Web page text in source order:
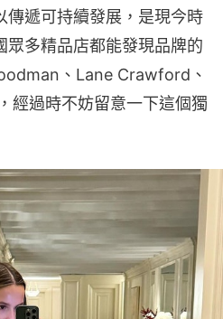
傳遞可持續發展，是現今時
眾多精品店都能發現品牌的
、Lane Crawford、
經過時不妨留意一下這個獨